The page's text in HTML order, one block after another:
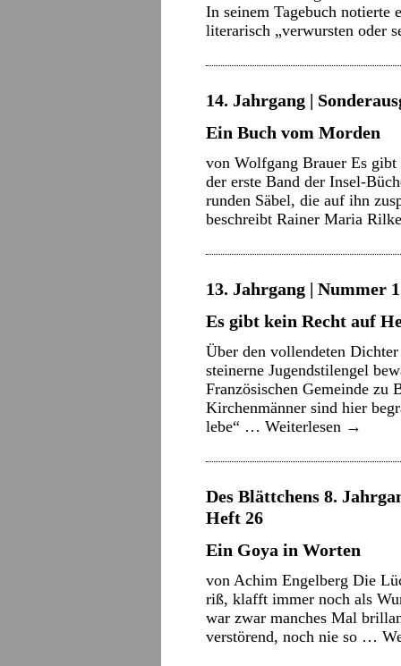
In seinem Tagebuch notierte
literarisch „verwursten oder
14. Jahrgang |
Ein Buch vom Morden
von Wolfgang Brauer Es
der erste Band der Insel-
runden Säbel, die auf ihn
beschreibt Rainer Maria
13. Jahrgang | Nummer
Es gibt kein Recht auf
Über den vollendeten
steinerne Jugendstilengel
Französischen Gemeinde
Kirchenmänner sind hier
lebe“ … Weiterlesen →
Des Blättchens 8.
Heft 26
Ein Goya in Worten
von Achim Engelberg Die
riß, klafft immer noch als
war zwar manches Mal
verstörend, noch nie so …